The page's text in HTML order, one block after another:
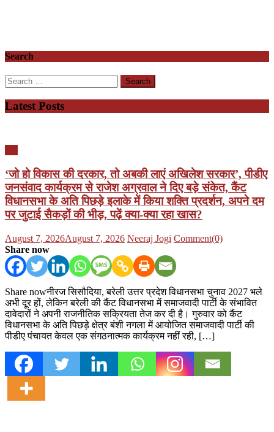
Search
Search
for:
Latest Posts
‘जो हो विकास की दरकार, तो अबकी लाएं अखिलेश सरकार’, पीडीए
जनसंवाद कार्यक्रम से राजेश अग्रवाल ने दिए बड़े संकेत, कैंट
विधानसभा के अति पिछड़े इलाके में किया शक्ति प्रदर्शन, अपने दम
पर जुटाई सैकड़ों की भीड़, पढ़ें क्या-क्या रहा खास?
Posted
on
August 7, 2026August 7, 2026 Author
Neeraj Jogi Comment(0)
Share now
Share nowनीरज सिसौदिया, बरेली उत्तर प्रदेश विधानसभा चुनाव 2027 भले
अभी दूर हों, लेकिन बरेली की कैंट विधानसभा में समाजवादी पार्टी के संभावित
दावेदारों ने अपनी राजनीतिक सक्रियता तेज कर दी है। गुरुवार को कैंट
विधानसभा के अति पिछड़े क्षेत्र बंशी नगला में आयोजित समाजवादी पार्टी की
पीडीए पंचायत केवल एक संगठनात्मक कार्यक्रम नहीं रही, […]